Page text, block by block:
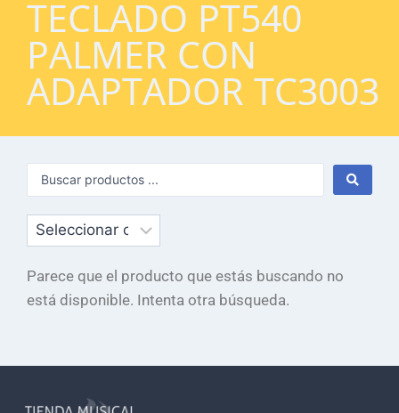
TECLADO PT540
PALMER CON
ADAPTADOR TC3003
Parece que el producto que estás buscando no
está disponible. Intenta otra búsqueda.